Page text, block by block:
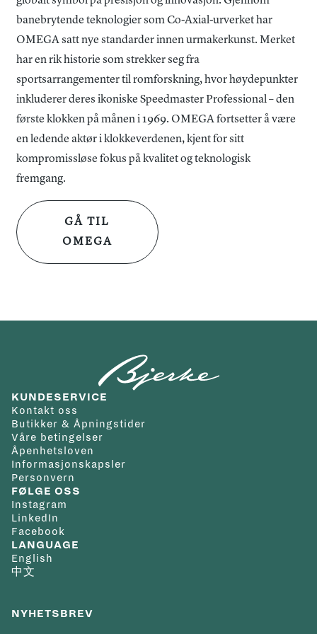
banebrytende teknologier som Co-Axial-urverket har
OMEGA satt nye standarder innen urmakerkunst. Merket
har en rik historie som strekker seg fra
sportsarrangementer til romforskning, hvor høydepunkter
inkluderer deres ikoniske Speedmaster Professional – den
første klokken på månen i 1969. OMEGA fortsetter å være
en ledende aktør i klokkeverdenen, kjent for sitt
kompromissløse fokus på kvalitet og teknologisk
fremgang.
GÅ TIL
OMEGA
KUNDESERVICE
Kontakt oss
Butikker & Åpningstider
Våre betingelser
Åpenhetsloven
Informasjonskapsler
Personvern
FØLGE OSS
Instagram
LinkedIn
Facebook
LANGUAGE
English
中文
NYHETSBREV